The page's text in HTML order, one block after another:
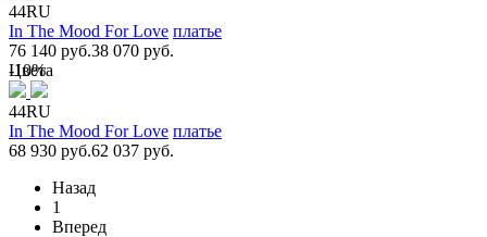
Цвета
44RU
In The Mood For Love платье
76 140 руб.38 070 руб.
-10%
44RU
In The Mood For Love платье
68 930 руб.62 037 руб.
Назад
1
Вперед